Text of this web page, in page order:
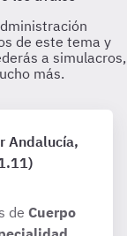
Andalucía,
de Cuerpo